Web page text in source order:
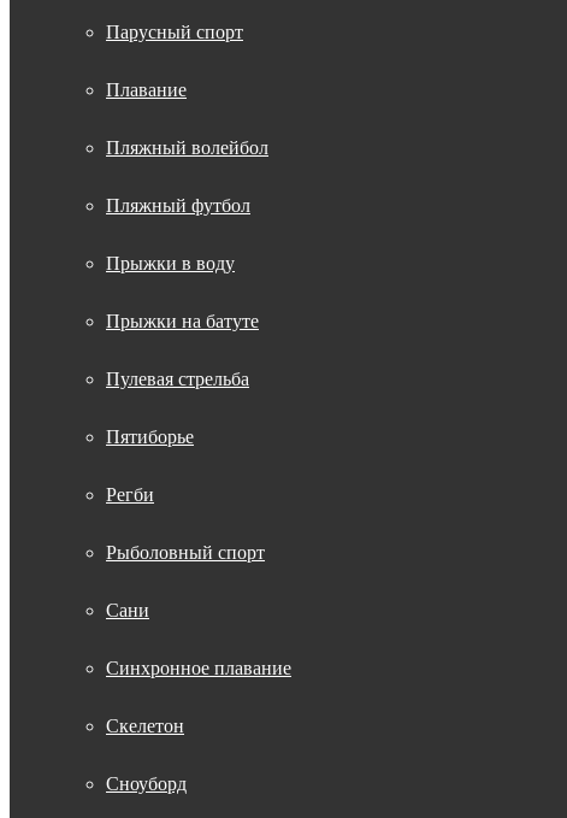
Парусный спорт
Плавание
Пляжный волейбол
Пляжный футбол
Прыжки в воду
Прыжки на батуте
Пулевая стрельба
Пятиборье
Регби
Рыболовный спорт
Сани
Синхронное плавание
Скелетон
Сноуборд